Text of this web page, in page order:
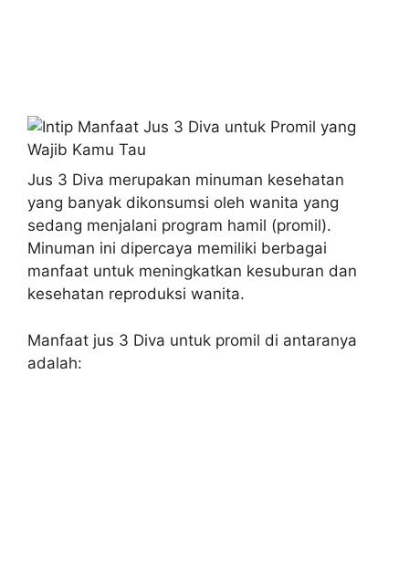
Jus 3 Diva merupakan minuman kesehatan
yang banyak dikonsumsi oleh wanita yang
sedang menjalani program hamil (promil).
Minuman ini dipercaya memiliki berbagai
manfaat untuk meningkatkan kesuburan dan
kesehatan reproduksi wanita.
Manfaat jus 3 Diva untuk promil di antaranya
adalah: